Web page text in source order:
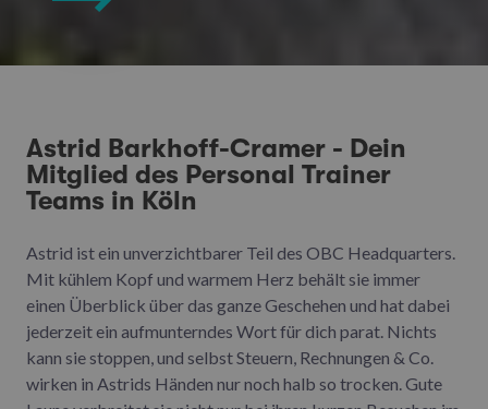
Astrid Barkhoff-Cramer - Dein
Mitglied des Personal Trainer
Teams in Köln
Astrid ist ein unverzichtbarer Teil des OBC Headquarters.
Mit kühlem Kopf und warmem Herz behält sie immer
einen Überblick über das ganze Geschehen und hat dabei
jederzeit ein aufmunterndes Wort für dich parat. Nichts
kann sie stoppen, und selbst Steuern, Rechnungen & Co.
wirken in Astrids Händen nur noch halb so trocken. Gute